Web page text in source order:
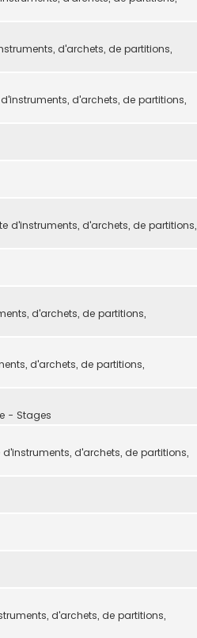
d'archets, de partitions,
d'archets, de partitions,
d'instruments, d'archets, de partitions,
d'archets, de partitions,
d'archets, de partitions,
- Stages
d'archets, de partitions,
d'archets, de partitions,